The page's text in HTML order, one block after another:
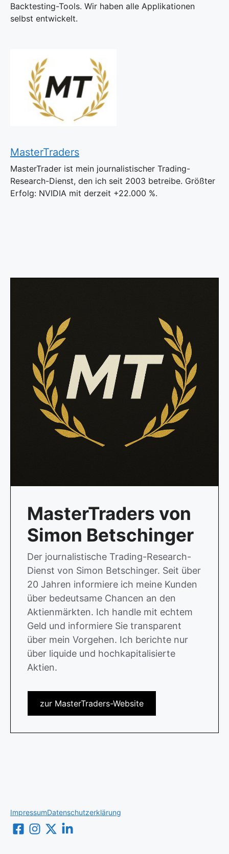
Backtesting-Tools. Wir haben alle Applikationen
selbst entwickelt.
MasterTraders
MasterTrader ist mein journalistischer Trading-
Research-Dienst, den ich seit 2003 betreibe. Größter
Erfolg: NVIDIA mit derzeit +22.000 %.
MasterTraders von
Simon Betschinger
Der journalistische Trading-Research-
Dienst von Simon Betschinger. Seit über
20 Jahren informiere ich meine Kunden
über bedeutsame Chancen an den
Aktienmärkten. Ich handle mit echtem
Geld und informiere Sie transparent
über mein Vorgehen. Ich berichte nur
über liquide und hochkapitalisierte
Aktien.
zur MasterTraders-Website
ImpressumDatenschutzerklärung